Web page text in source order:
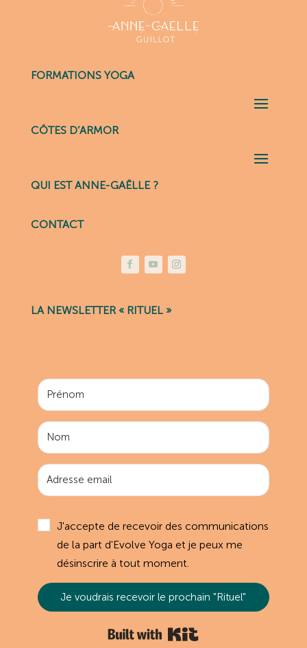
FORMATIONS YOGA
CÔTES D’ARMOR
QUI EST ANNE-GAËLLE ?
CONTACT
LA NEWSLETTER « RITUEL »
J'accepte de recevoir des communications
de la part d'Evolve Yoga et je peux me
désinscrire à tout moment.
Je voudrais recevoir le prochain "Rituel"